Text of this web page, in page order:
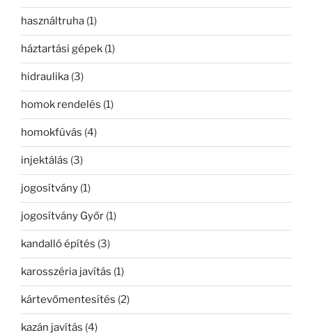
használtruha (1)
háztartási gépek (1)
hidraulika (3)
homok rendelés (1)
homokfúvás (4)
injektálás (3)
jogosítvány (1)
jogosítvány Győr (1)
kandalló építés (3)
karosszéria javítás (1)
kártevőmentesítés (2)
kazán javítás (4)